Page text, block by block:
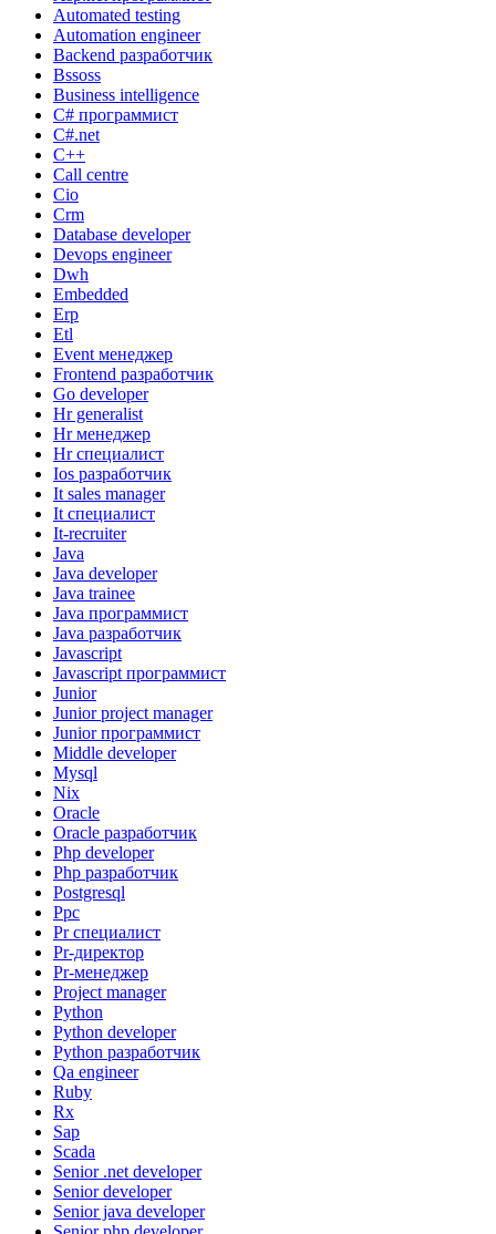
Automated testing
Automation engineer
Backend разработчик
Bssoss
Business intelligence
C# программист
C#.net
C++
Call centre
Cio
Crm
Database developer
Devops engineer
Dwh
Embedded
Erp
Etl
Event менеджер
Frontend разработчик
Go developer
Hr generalist
Hr менеджер
Hr специалист
Ios разработчик
It sales manager
It специалист
It-recruiter
Java
Java developer
Java trainee
Java программист
Java разработчик
Javascript
Javascript программист
Junior
Junior project manager
Junior программист
Middle developer
Mysql
Nix
Oracle
Oracle разработчик
Php developer
Php разработчик
Postgresql
Ppc
Pr специалист
Pr-директор
Pr-менеджер
Project manager
Python
Python developer
Python разработчик
Qa engineer
Ruby
Rx
Sap
Scada
Senior .net developer
Senior developer
Senior java developer